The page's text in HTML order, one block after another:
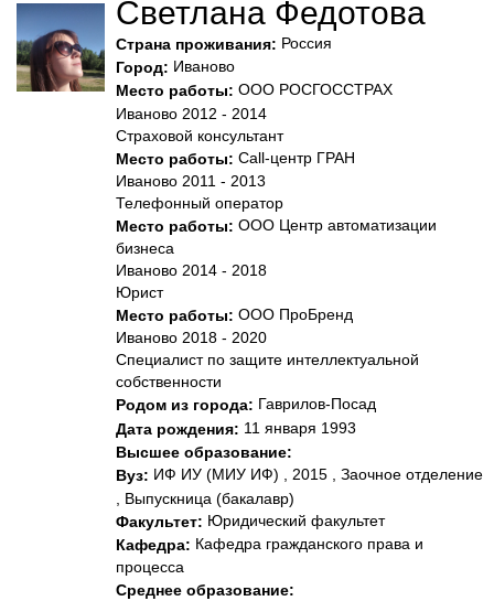
Светлана Федотова
Страна проживания: Россия
Город: Иваново
Место работы: ООО РОСГОССТРАХ
Иваново 2012 - 2014
Страховой консультант
Место работы: Call-центр ГРАН
Иваново 2011 - 2013
Телефонный оператор
Место работы: ООО Центр автоматизации
бизнеса
Иваново 2014 - 2018
Юрист
Место работы: ООО ПроБренд
Иваново 2018 - 2020
Специалист по защите интеллектуальной
собственности
Родом из города: Гаврилов-Посад
Дата рождения: 11 января 1993
Высшее образование:
Вуз: ИФ ИУ (МИУ ИФ) , 2015 , Заочное отделение
, Выпускница (бакалавр)
Факультет: Юридический факультет
Кафедра: Кафедра гражданского права и
процесса
Среднее образование: